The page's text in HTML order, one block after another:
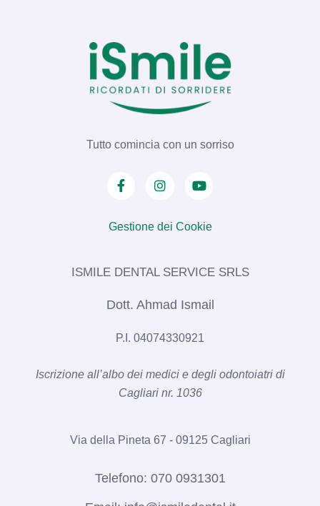
Tutto comincia con un sorriso
Gestione dei Cookie
ISMILE DENTAL SERVICE SRLS​
Dott. Ahmad Ismail
P.I. 04074330921
Iscrizione all’albo dei medici e degli odontoiatri di
Cagliari nr. 1036​
Via della Pineta 67 - 09125 Cagliari
Telefono: 070 0931301